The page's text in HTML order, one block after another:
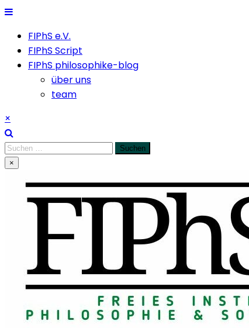
Skip
contentFIPhS e.V.
FIPhS Script
FIPhS philosophike-blog
über uns
team
×
Suchen
nach:
×